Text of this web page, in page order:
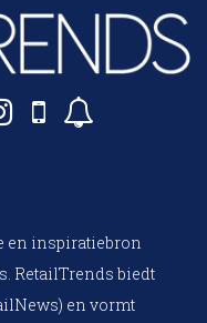
en inspiratiebron
RetailTrends biedt
en vormt